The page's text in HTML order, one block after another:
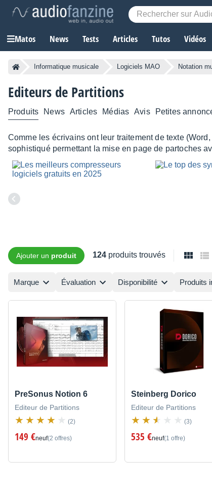
Matos News Tests Articles Tutos Vidéos
Informatique musicale Logiciels MAO Notation
Editeurs de Partitions
Produits News Articles Médias Avis Petites
Comme les écrivains ont leur traitement de texte
sophistiqué permettant la mise en page de partoches
Ajouter un produit 124 produits trouvés
Marque Évaluation Disponibilité Produits
PreSonus Notion 6
Editeur de Partitions
(2)
149 €neuf(2 offres)
Steinberg Dorico
Editeur de Partitions
(3)
535 €neuf(1 offre)